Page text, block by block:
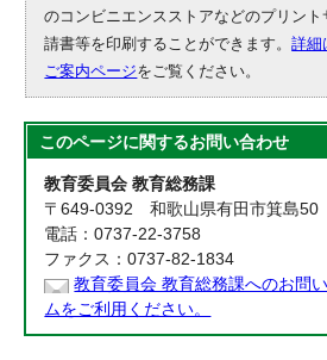
のコンビニエンスストアなどのプリン
請書等を印刷することができます。詳細
ご案内ページをご覧ください。
このページに関するお問い合わせ
教育委員会 教育総務課
〒649-0392 和歌山県有田市箕島50
電話：0737-22-3758
ファクス：0737-82-1834
教育委員会 教育総務課へのお問
ムをご利用ください。